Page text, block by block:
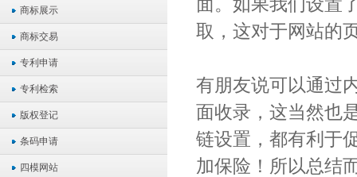
商标展示
商标交易
专利申请
专利检索
版权登记
条码申请
四模网站
取，这对于网站的
有朋友说可以通过
面收录，这当然也
链设置，都有利于
加保险！所以总结